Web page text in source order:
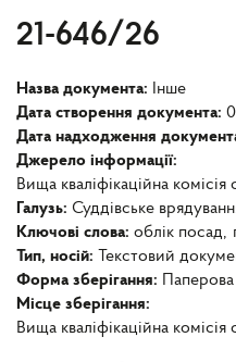
21-646/26
Назва документа:
Інше
Дата створення документа:
Дата надходження
Джерело інформації:
Вища кваліфікаційна комісія
Галузь: Суддівське
Ключові слова: облік посад
Тип, носій:
Текстовий
Форма зберігання:
Паперова
Місце зберігання:
Вища кваліфікаційна комісія